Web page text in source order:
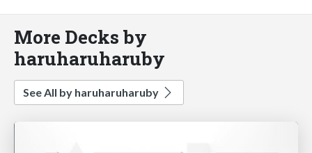
More Decks by
haruharuharuby
See All by haruharuharuby